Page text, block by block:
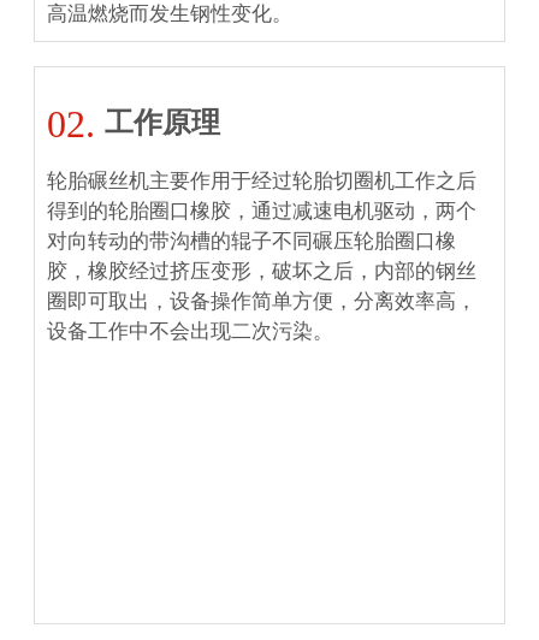
高温燃烧而发生钢性变化。
02. 工作原理
轮胎碾丝机主要作用于经过轮胎切圈机工作之后
得到的轮胎圈口橡胶，通过减速电机驱动，两个
对向转动的带沟槽的辊子不同碾压轮胎圈口橡
胶，橡胶经过挤压变形，破坏之后，内部的钢丝
圈即可取出，设备操作简单方便，分离效率高，
设备工作中不会出现二次污染。